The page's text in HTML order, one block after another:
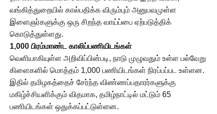
வங்கித்துறையில் கால்பதிக்க விரும்பும் அனுபவமுள்ள
இளைஞர்களுக்கு ஒரு சிறந்த வாய்ப்பை ஏற்படுத்திக்
கொடுத்துள்ளது.
1,000 பிரம்மாண்ட காலிப்பணியிடங்கள்
வெளியாகியுள்ள அறிவிப்பின்படி, நாடு முழுவதும் உள்ள பல்வேறு
கிளைகளில் மொத்தம் 1,000 பணியிடங்கள் நிரப்பப்பட உள்ளன.
இதில் தமிழகத்தைச் சேர்ந்த விண்ணப்பதாரர்களுக்கு
மகிழ்ச்சியளிக்கும் விதமாக, தமிழ்நாட்டில் மட்டும் 65
பணியிடங்கள் ஒதுக்கப்பட்டுள்ளன.